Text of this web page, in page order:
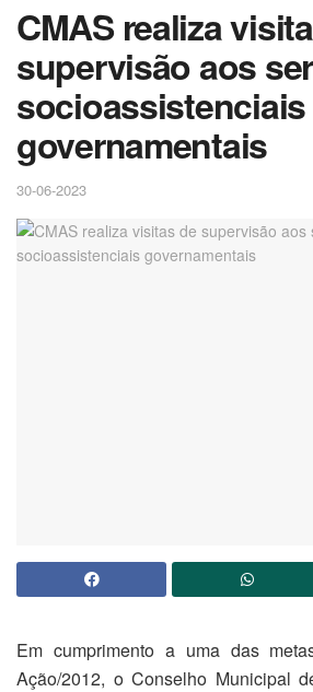
CMAS realiza
supervisão aos
socioassistenciais
governamentais
30-06-2023
Em cumprimento a uma das
Ação/2012, o Conselho Municipal